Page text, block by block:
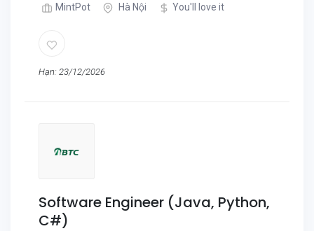
MintPot Hà Nội You'll love it
Hạn: 23/12/2026
Software Engineer (Java, Python,
C#)